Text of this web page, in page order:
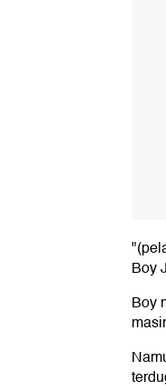
Boy
Boy